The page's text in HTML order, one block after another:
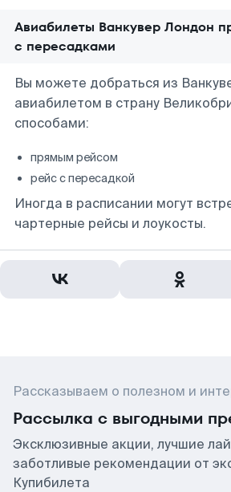
Авиабилеты Ванкувер Лондон
с пересадками
Вы можете добраться из
авиабилетом в страну
способами:
прямым рейсом
рейс с пересадкой
Иногда в расписании могут
чартерные рейсы и лоукосты.
Рассказываем о полезном и
Рассылка с выгодными
Эксклюзивные акции, лучшие
заботливые рекомендации от
Купибилета